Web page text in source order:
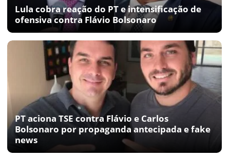
Lula cobra reação do PT e intensificação de
ofensiva contra Flávio Bolsonaro
PT aciona TSE contra Flávio e Carlos
Bolsonaro por propaganda antecipada e fake
news